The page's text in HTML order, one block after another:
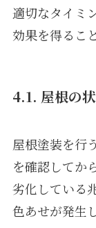
適切なタイミ
効果を得るこ
4.1. 屋根の
屋根塗装を行
を確認してか
劣化している
色あせが発生